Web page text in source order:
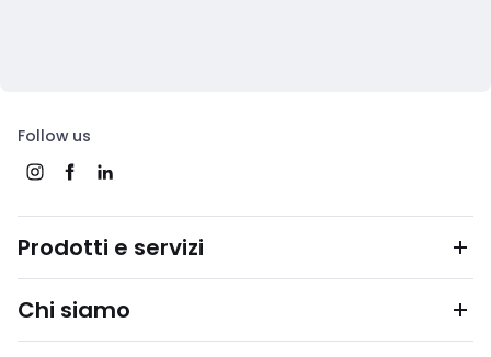
Follow us
Prodotti e servizi
Chi siamo